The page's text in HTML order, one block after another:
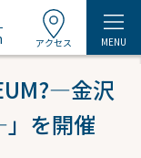
アクセス MENU
金沢
を開催